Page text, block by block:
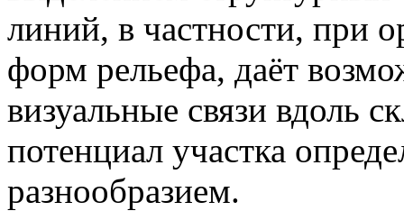
линий, в частности, при
форм рельефа, даёт
визуальные связи вдоль
потенциал участка
разнообразием.